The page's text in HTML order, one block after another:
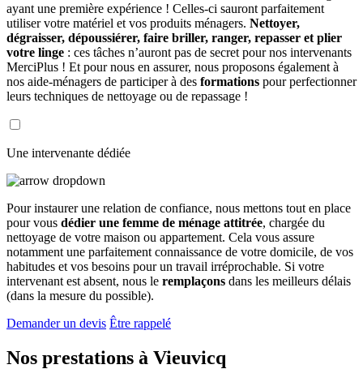
ayant une première expérience ! Celles-ci sauront parfaitement
utiliser votre matériel et vos produits ménagers. Nettoyer,
dégraisser, dépoussiérer, faire briller, ranger, repasser et plier
votre linge : ces tâches n’auront pas de secret pour nos intervenants
MerciPlus ! Et pour nous en assurer, nous proposons également à
nos aide-ménagers de participer à des formations pour perfectionner
leurs techniques de nettoyage ou de repassage !
Une intervenante dédiée
Pour instaurer une relation de confiance, nous mettons tout en place
pour vous dédier une femme de ménage attitrée, chargée du
nettoyage de votre maison ou appartement. Cela vous assure
notamment une parfaitement connaissance de votre domicile, de vos
habitudes et vos besoins pour un travail irréprochable. Si votre
intervenant est absent, nous le remplaçons dans les meilleurs délais
(dans la mesure du possible).
Demander un devis Être rappelé
Nos prestations à Vieuvicq